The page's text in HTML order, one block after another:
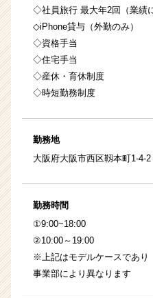
◇社員旅行 最大年2回（業績
◇iPhone貸与（外勤のみ）
◇資格手当
◇住宅手当
◇産休・育休制度
◇時短勤務制度
勤務地
大阪府大阪市西区靱本町1-4-
勤務時間
①9:00~18:00
②10:00～19:00
※上記はモデルケースであり
事業部により異なります